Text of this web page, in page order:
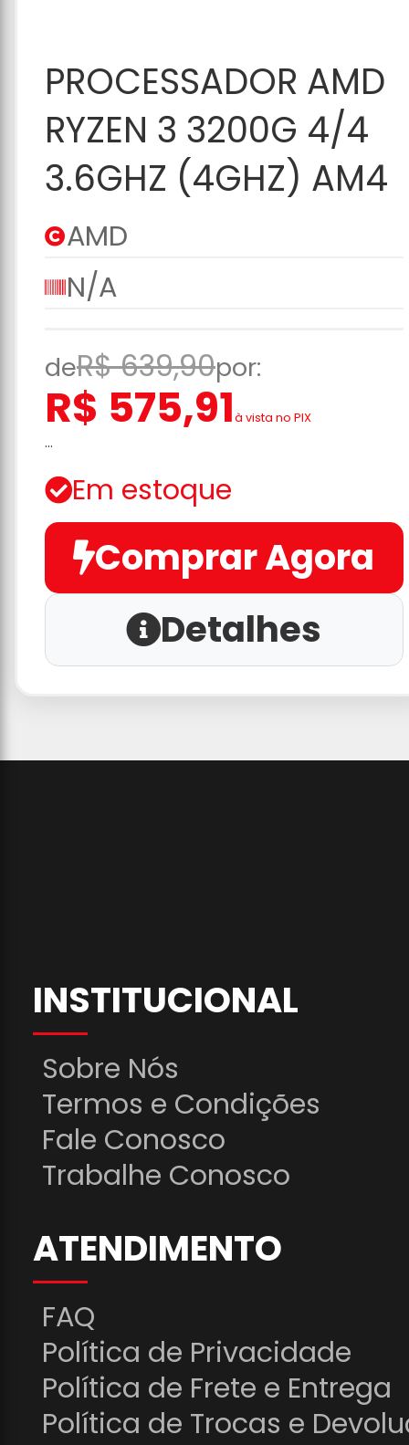
Adicionar ao
Carrinho
PROCESSADOR AMD
RYZEN 3 3200G 4/4
3.6GHZ (4GHZ) AM4
AMD
N/A
deR$ 639,90por:
R$ 575,91à vista no PIX
...
Em estoque
Comprar Agora
Detalhes
INSTITUCIONAL
Sobre Nós
Termos e Condições
Fale Conosco
Trabalhe Conosco
ATENDIMENTO
FAQ
Política de Privacidade
Política de Frete e Entrega
Política de Trocas e